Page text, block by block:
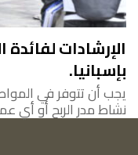
الإرشادات
بإسبانيا.
يجب أن تتوفر في
نشاط مدر الربح أو أي